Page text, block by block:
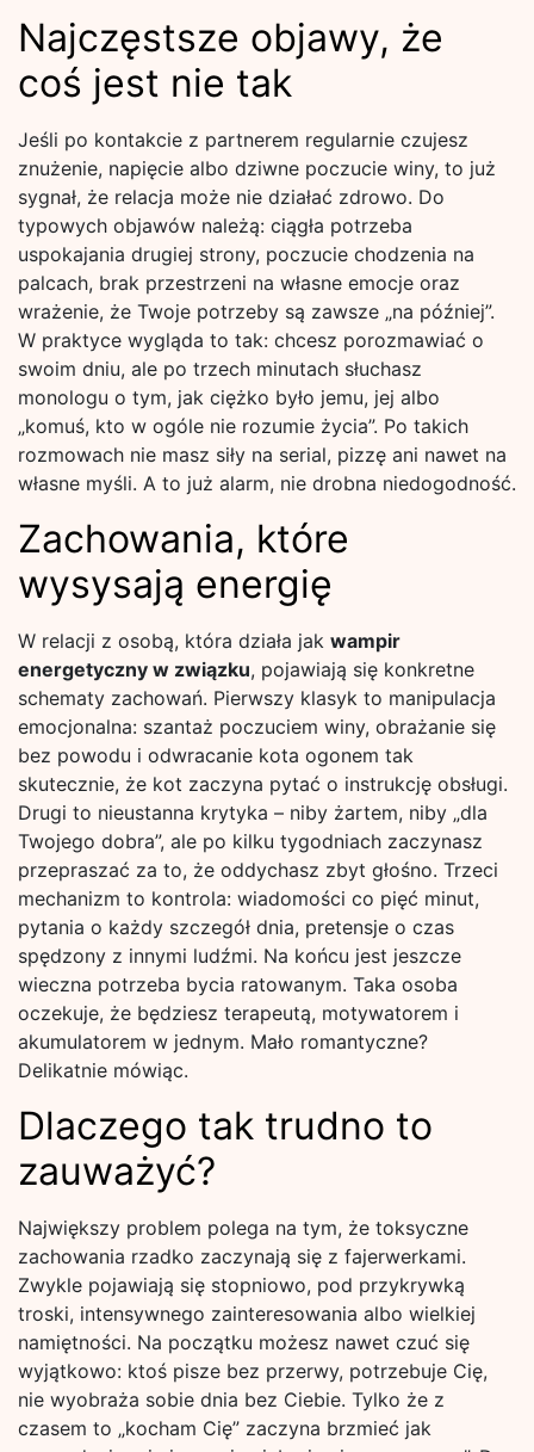
Najczęstsze objawy, że
coś jest nie tak
Jeśli po kontakcie z partnerem regularnie czujesz
znużenie, napięcie albo dziwne poczucie winy, to już
sygnał, że relacja może nie działać zdrowo. Do
typowych objawów należą: ciągła potrzeba
uspokajania drugiej strony, poczucie chodzenia na
palcach, brak przestrzeni na własne emocje oraz
wrażenie, że Twoje potrzeby są zawsze „na później”.
W praktyce wygląda to tak: chcesz porozmawiać o
swoim dniu, ale po trzech minutach słuchasz
monologu o tym, jak ciężko było jemu, jej albo
„komuś, kto w ogóle nie rozumie życia”. Po takich
rozmowach nie masz siły na serial, pizzę ani nawet na
własne myśli. A to już alarm, nie drobna niedogodność.
Zachowania, które
wysysają energię
W relacji z osobą, która działa jak wampir
energetyczny w związku, pojawiają się konkretne
schematy zachowań. Pierwszy klasyk to manipulacja
emocjonalna: szantaż poczuciem winy, obrażanie się
bez powodu i odwracanie kota ogonem tak
skutecznie, że kot zaczyna pytać o instrukcję obsługi.
Drugi to nieustanna krytyka – niby żartem, niby „dla
Twojego dobra”, ale po kilku tygodniach zaczynasz
przepraszać za to, że oddychasz zbyt głośno. Trzeci
mechanizm to kontrola: wiadomości co pięć minut,
pytania o każdy szczegół dnia, pretensje o czas
spędzony z innymi ludźmi. Na końcu jest jeszcze
wieczna potrzeba bycia ratowanym. Taka osoba
oczekuje, że będziesz terapeutą, motywatorem i
akumulatorem w jednym. Mało romantyczne?
Delikatnie mówiąc.
Dlaczego tak trudno to
zauważyć?
Największy problem polega na tym, że toksyczne
zachowania rzadko zaczynają się z fajerwerkami.
Zwykle pojawiają się stopniowo, pod przykrywką
troski, intensywnego zainteresowania albo wielkiej
namiętności. Na początku możesz nawet czuć się
wyjątkowo: ktoś pisze bez przerwy, potrzebuje Cię,
nie wyobraża sobie dnia bez Ciebie. Tylko że z
czasem to „kocham Cię” zaczyna brzmieć jak